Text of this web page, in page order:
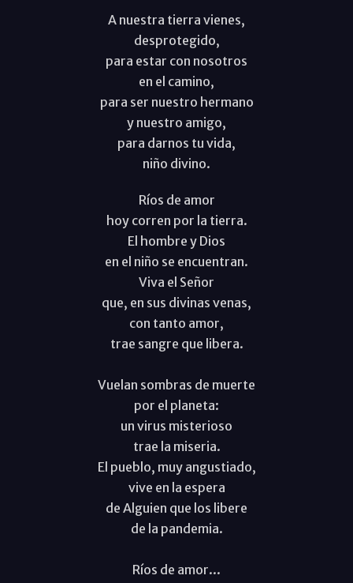
A nuestra tierra vienes,
desprotegido,
para estar con nosotros
en el camino,
para ser nuestro hermano
y nuestro amigo,
para darnos tu vida,
niño divino.
Ríos de amor
hoy corren por la tierra.
El hombre y Dios
en el niño se encuentran.
Viva el Señor
que, en sus divinas venas,
con tanto amor,
trae sangre que libera.
Vuelan sombras de muerte
por el planeta:
un virus misterioso
trae la miseria.
El pueblo, muy angustiado,
vive en la espera
de Alguien que los libere
de la pandemia.
Ríos de amor...